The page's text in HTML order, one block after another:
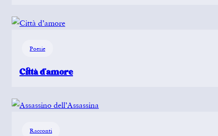
Poesie
Città d’amore
Racconti